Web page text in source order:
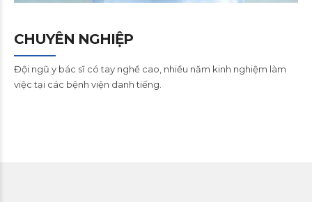
CHUYÊN NGHIỆP
Đội ngũ y bác sĩ có tay nghề cao, nhiều năm kinh nghiệm làm
việc tại các bệnh viện danh tiếng.